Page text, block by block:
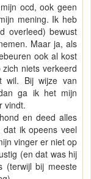
ocd, ook geen
mening. Ik heb
overleed) bewust
Maar ja, als
ook al kost
niets verkeerd
wil. Bij wijze van
ga ik het mijn
vindt.
en deed alles
ik opeens veel
vinger er niet op
(en dat was hij
(terwijl bij meeste